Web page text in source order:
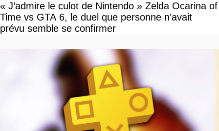
« J’admire le culot de Nintendo » Zelda Ocarina of
Time vs GTA 6, le duel que personne n'avait
prévu semble se confirmer